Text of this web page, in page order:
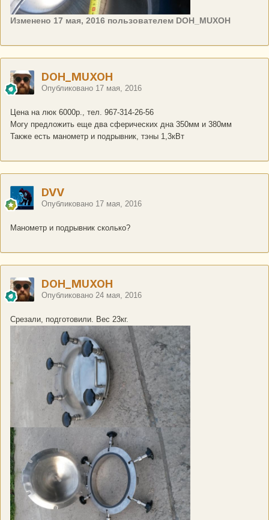
Изменено 17 мая, 2016 пользователем DOH_MUXOH
DOH_MUXOH
Опубликовано 17 мая, 2016
Цена на люк 6000р., тел. 967-314-26-56
Могу предложить еще два сферических дна 350мм и 380мм
Также есть манометр и подрывник, тэны 1,3кВт
DVV
Опубликовано 17 мая, 2016
Манометр и подрывник сколько?
DOH_MUXOH
Опубликовано 24 мая, 2016
Срезали, подготовили. Вес 23кг.